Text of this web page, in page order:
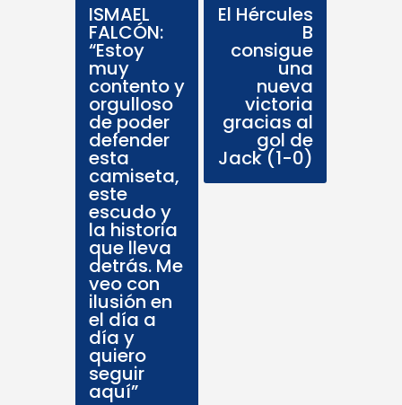
ISMAEL
FALCÓN:
“Estoy
muy
contento y
orgulloso
de poder
defender
esta
camiseta,
este
escudo y
la historia
que lleva
detrás. Me
veo con
ilusión en
el día a
día y
quiero
seguir
aquí”
El Hércules
B
consigue
una
nueva
victoria
gracias al
gol de
Jack (1-0)